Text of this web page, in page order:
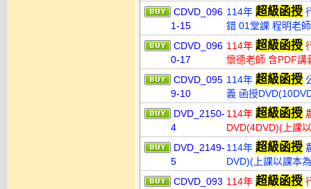
CDVD_096
1-15
114年 超級函授
錯 01堂課 程明老
CDVD_096
0-17
114年 超級函授
懷德老師 含PDF講
CDVD_095
9-10
114年 超級函授
義 函授
DVD_2150-
4
114年 超級函授
DVD(4DVD)(上課
DVD_2149-
5
114年 超級函授
DVD)(上課以課本
CDVD_093 114年 超級函授